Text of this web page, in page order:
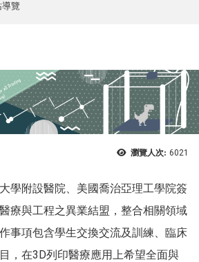
覽
瀏覽人次: 6021
附設醫院、美國喬治亞理工學院簽
療與工程之異業結盟，整合相關領域
事項包含學生交換交流及訓練、臨床
，在3D列印醫療應用上希望全面與